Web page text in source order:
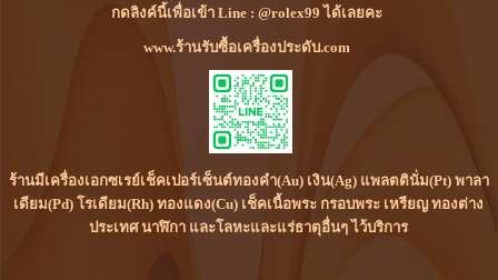
กดลิงค์นี้เพื่อเข้า Line : @rolex99 ได้เลยคะ
www.ร้านรับซื้อเครื่องประดับ.com
ร้านมีเครื่องเอกซเรย์เช็คเปอร์เซ็นต์ทองคำ(Au) เงิน(Ag) แพลตตินั่ม(Pt) พาลา
เดียม(Pd) โรเดียม(Rh) ทองแดง(Cu) เช็คเนื้อพระ กรอบพระ เหรียญ ทองต่าง
ประเทศ นาฬิกา และโลหะและแร่ธาตุอื่นๆ ไว้บริการ